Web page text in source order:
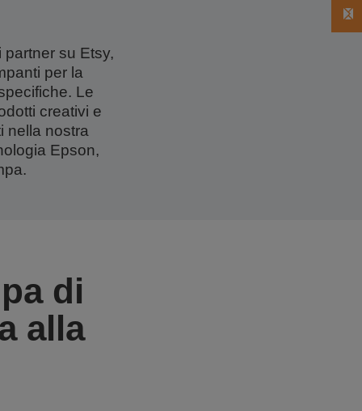
su Etsy,
per la
Le
creativi e
nella nostra
Epson,
di
alla